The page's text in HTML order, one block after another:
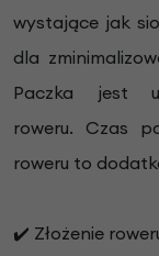
wystające jak
dla
Paczka jest
roweru. Czas
roweru to
✔️ Złożenie